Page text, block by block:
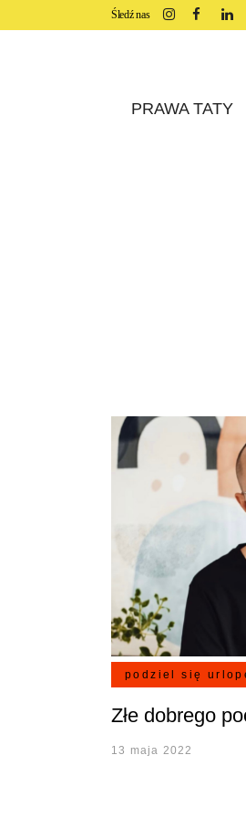
Śledź nas
PRAWA TATY
podziel się
Złe dobrego
13 maja 2022